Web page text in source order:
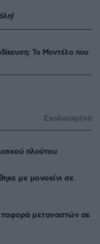
Το Mοντέλο που
Σχολιασμένα
πλούτου
με μονοκίνι σε
μεταναστών σε